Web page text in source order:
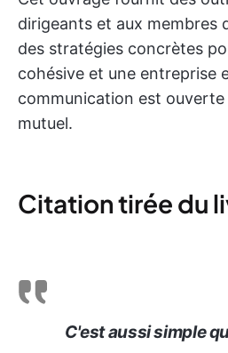
dirigeants et aux membres
des stratégies concrètes
cohésive et une entreprise
communication est
mutuel.
Citation tirée du
C'est aussi simple